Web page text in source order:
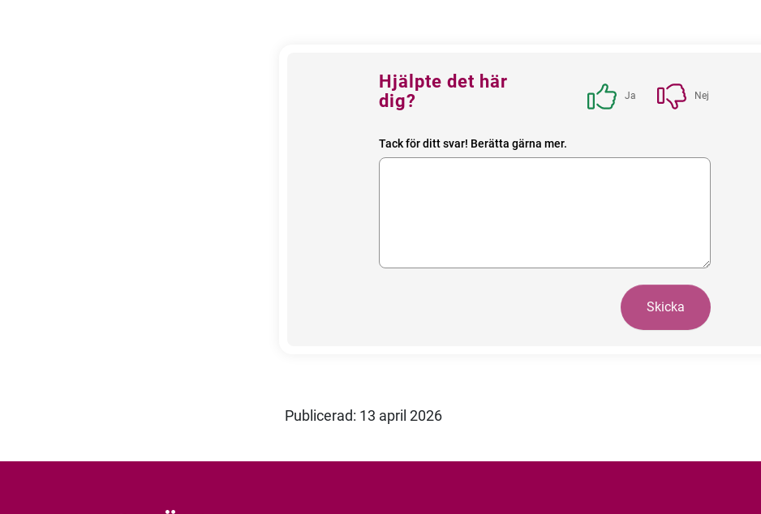
block
Hjälpte det här
dig?
Ja Nej
Tack för ditt svar! Berätta gärna mer.
Skicka
Publicerad: 13 april 2026